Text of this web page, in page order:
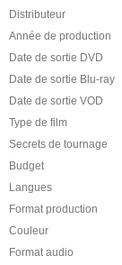
Distributeur
Année de production
Date de sortie DVD
Date de sortie Blu-ray
Date de sortie VOD
Type de film
Secrets de tournage
Budget
Langues
Format production
Couleur
Format audio